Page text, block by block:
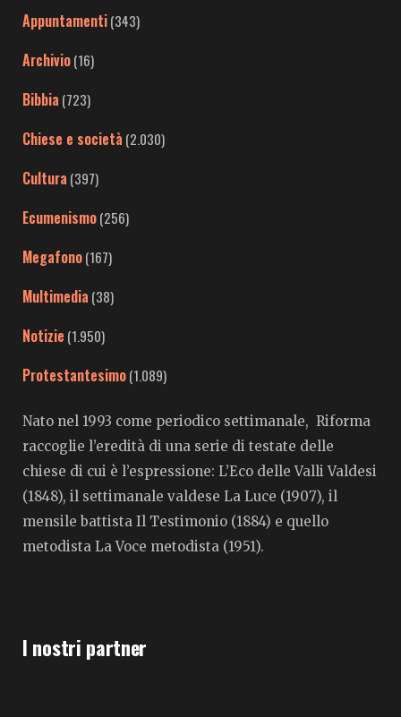
Appuntamenti(343)
Archivio(16)
Bibbia (723)
Chiese e società (2.030)
Cultura (397)
Ecumenismo(256)
Megafono(167)
Multimedia (38)
Notizie (1.950)
Protestantesimo(1.089)
Nato nel 1993 come periodico settimanale, Riforma
raccoglie l’eredità di una serie di testate delle
chiese di cui è l’espressione: L’Eco delle Valli Valdesi
(1848), il settimanale valdese La Luce (1907), il
mensile battista Il Testimonio (1884) e quello
metodista La Voce metodista (1951).
I nostri partner